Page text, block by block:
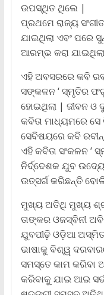
ଉପସ୍ଥିତ ଥିଲେ |
ପ୍ରଥମେ ରାଜ୍ୟ
ଯାଇଥିଲା ଏବଂ ପରେ
ଆରମ୍ଭ କରା
ଏହି ଅବସରରେ କବି
ସଙ୍କଳନ ‘ ସ୍ମୃତିର
ହୋଇଥିଲା | ଜୀବନ
କବିତା ମାଧ୍ୟମରେ
ସେବିଷୟରେ କବି
ଏହି କବିତା ସଂକଳନ ‘
ନିର୍ଦ୍ଦେଶକ ଯୁବ
ଉତ୍ସର୍ଗ କରିଛନ୍ତି
ମୁଖ୍ୟ ଅତିଥି ମୁଖ୍ୟ
ତାଙ୍କର ଓଜସ୍ବିନୀ
ଯୁବପୀଢ଼ି ଓଡ଼ିଆ
ଭାଷାକୁ ବିଶ୍ୱ
ସମସ୍ତେ କାମ
କରିବାକୁ ଯାଇ ଆଇ